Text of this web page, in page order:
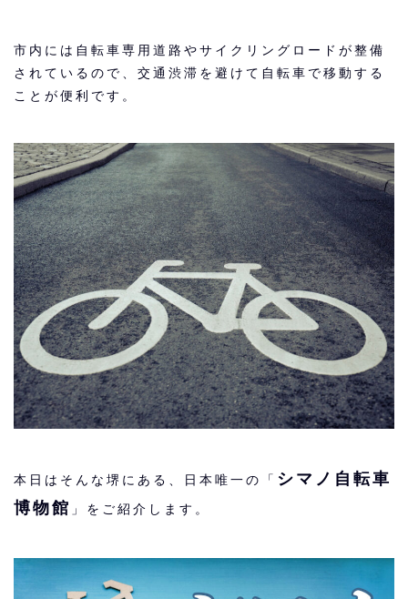
市内には自転車専用道路やサイクリングロードが整備
されているので、交通渋滞を避けて自転車で移動する
ことが便利です。
本日はそんな堺にある、日本唯一の「 シマノ自転車
博物館 」をご紹介します。